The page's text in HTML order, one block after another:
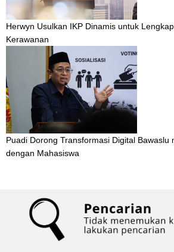
Herwyn Usulkan IKP Dinamis untuk
Kerawanan
Puadi Dorong Transformasi Digital Bawaslu
dengan Mahasiswa